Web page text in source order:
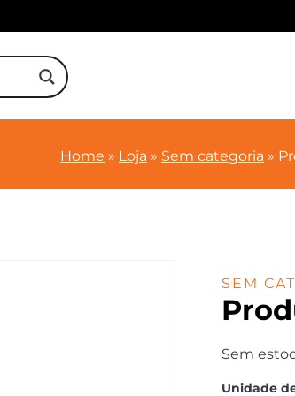
Home » Loja » Sem categoria »
SEM
Sem
Unidade